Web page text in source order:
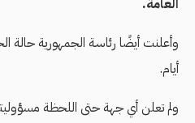
العامة.
وأعلنت أيضًا رئاسة الجمهورية حالة
أيام.
ولم تعلن أي جهة حتى اللحظة